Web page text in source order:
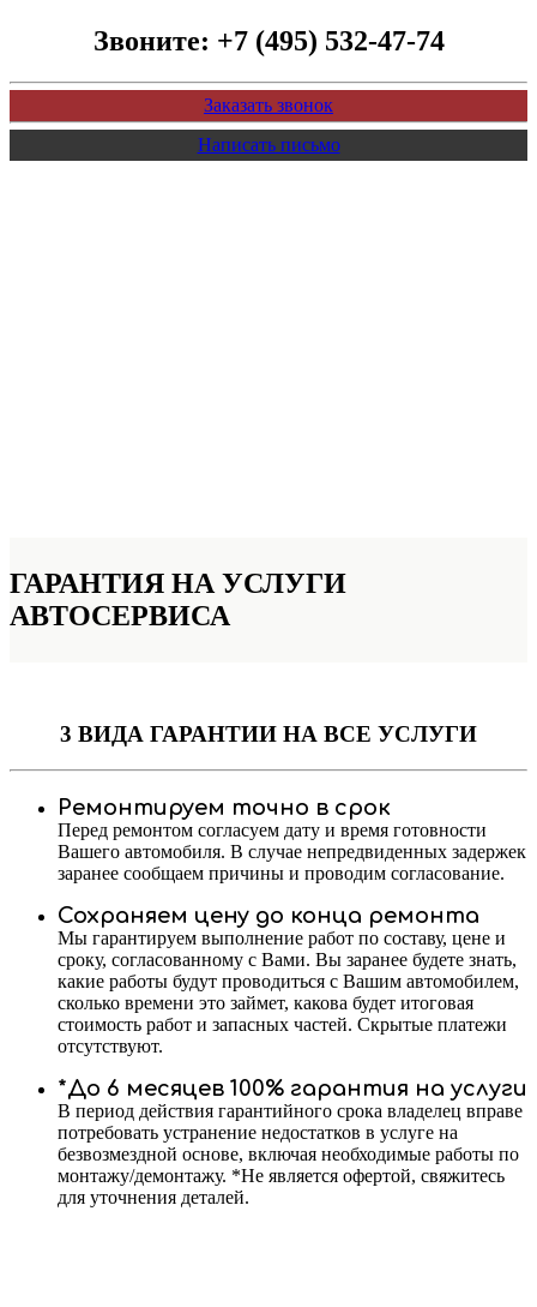
Звоните: +7 (495) 532-47-74
Заказать звонок
Написать письмо
ГАРАНТИЯ НА УСЛУГИ
АВТОСЕРВИСА
3 ВИДА ГАРАНТИИ НА ВСЕ УСЛУГИ
Ремонтируем точно в срок
Перед ремонтом согласуем дату и время готовности
Вашего автомобиля. В случае непредвиденных задержек
заранее сообщаем причины и проводим согласование.
Сохраняем цену до конца ремонта
Мы гарантируем выполнение работ по составу, цене и
сроку, согласованному с Вами. Вы заранее будете знать,
какие работы будут проводиться с Вашим автомобилем,
сколько времени это займет, какова будет итоговая
стоимость работ и запасных частей. Скрытые платежи
отсутствуют.
*До 6 месяцев 100% гарантия на услуги
В период действия гарантийного срока владелец вправе
потребовать устранение недостатков в услуге на
безвозмездной основе, включая необходимые работы по
монтажу/демонтажу. *Не является офертой, свяжитесь
для уточнения деталей.